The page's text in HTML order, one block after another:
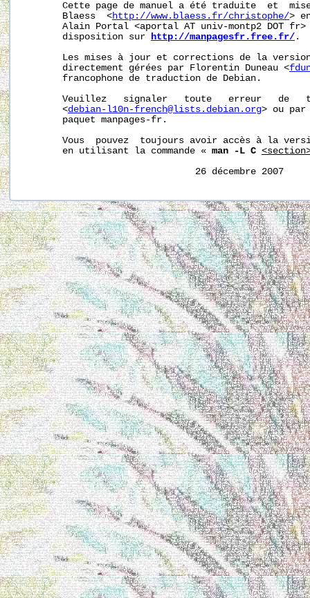
Cette page de manuel a été traduite  et
       Blaess  <
http://www.blaess.fr/christophe/>
Alain Portal <aportal AT univ-montp2 DOT
       disposition sur
http://manpagesfr.free.fr/ .
Les mises à jour et corrections de la
       directement gérées par Florentin Duneau <
       francophone de traduction de Debian.
Veuillez   signaler   toute   erreur   de
       <
debian-l10n-french@lists.debian.org> ou par
       paquet manpages-fr.
Vous  pouvez  toujours avoir accès à la
       en utilisant la commande «
man -L C
26